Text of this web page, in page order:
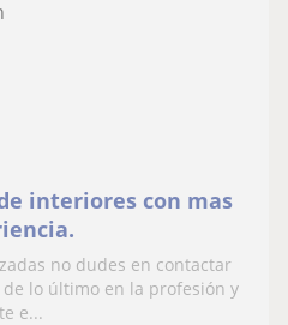
interiores con mas
no dudes en contactar
lo último en la profesión y
e...